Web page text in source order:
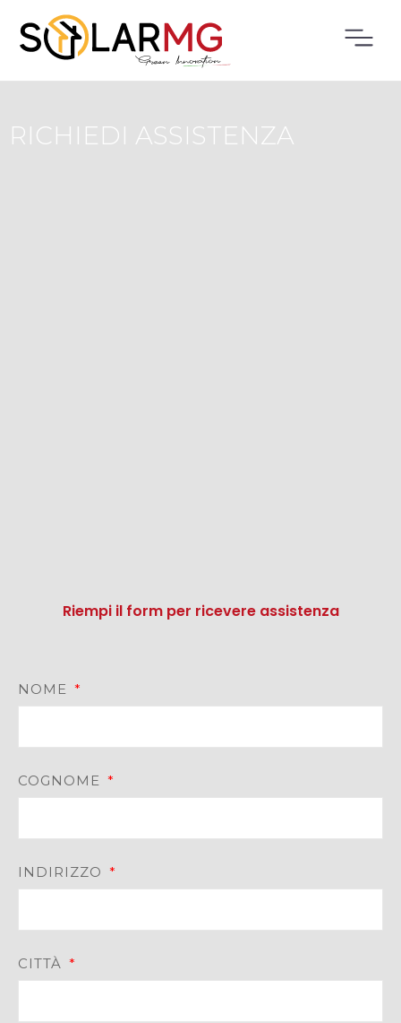
RICHIEDI ASSISTENZA
Riempi il form per ricevere assistenza
NOME
COGNOME
INDIRIZZO
CITTÀ